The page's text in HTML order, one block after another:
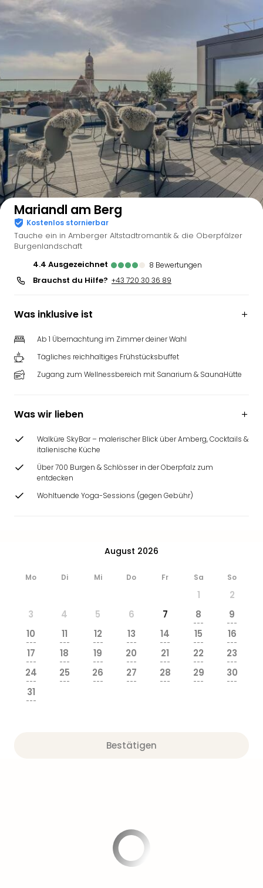
Auf der Karte anzeigen
Mariandl am Berg
Kostenlos stornierbar
Tauche ein in Amberger Altstadtromantik & die Oberpfälzer
Burgenlandschaft
4.4
ausgezeichnet 8 Bewertungen
Brauchst du Hilfe? +43 720 30 36 89
Was inklusive ist
Ab 1 Übernachtung im Zimmer deiner Wahl
Tägliches reichhaltiges Frühstücksbuffet
Zugang zum Wellnessbereich mit Sanarium & SaunaHütte
Was wir lieben
Walküre SkyBar – malerischer Blick über Amberg, Cocktails &
italienische Küche
Über 700 Burgen & Schlösser in der Oberpfalz zum
entdecken
Wohltuende Yoga-Sessions (gegen Gebühr)
August 2026
Mo Di Mi Do Fr Sa So
1
2
3
4 5 6 7 8
---
9
---
10
---
11
---
12
---
13
---
14
---
15
---
16
---
17
---
18
---
19
---
20
---
21
---
22
---
23
---
24
---
25
---
26
---
27
---
28
---
29
---
30
---
31
---
Bestätigen